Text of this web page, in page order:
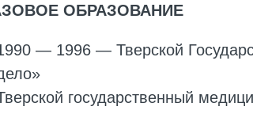
ОБРАЗОВАНИЕ
— 1996 — Тверской
государственный